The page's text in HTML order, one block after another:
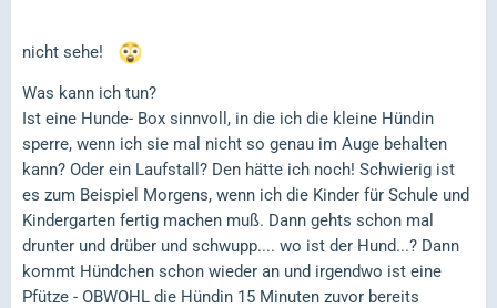
nicht sehe!
Was kann ich tun?
Ist eine Hunde- Box sinnvoll, in die ich die kleine Hündin
sperre, wenn ich sie mal nicht so genau im Auge behalten
kann? Oder ein Laufstall? Den hätte ich noch! Schwierig ist
es zum Beispiel Morgens, wenn ich die Kinder für Schule und
Kindergarten fertig machen muß. Dann gehts schon mal
drunter und drüber und schwupp.... wo ist der Hund...? Dann
kommt Hündchen schon wieder an und irgendwo ist eine
Pfütze - OBWOHL die Hündin 15 Minuten zuvor bereits